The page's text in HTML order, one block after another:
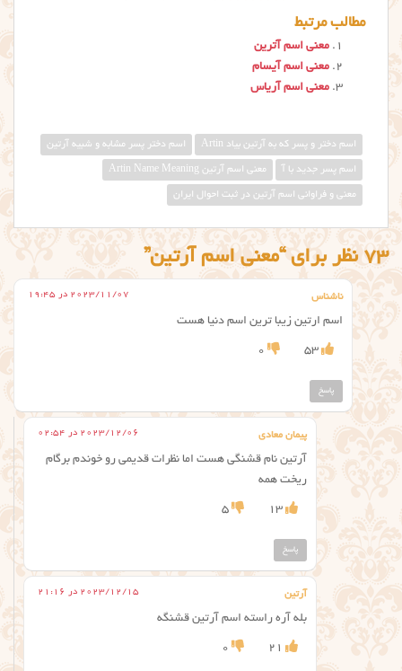
مطالب مرتبط
معنی اسم آترین
معنی اسم آیسام
معنی اسم آریاس
اسم دختر و پسر که به آرتین بیاد Artin اسم دختر پسر مشابه و شبیه آرتین
اسم پسر جدید با آ معني اسم آرتين Artin Name Meaning
معنی و فراوانی اسم آرتین در ثبت احوال ایران
73 نظر برای “معنی اسم آرتین”
ناشناس 2023/11/07 در 19:45
اسم ارتین زیبا ترین اسم دنیا هست
53
0
پاسخ
پیمان معادی 2023/12/06 در 02:54
آرتین نام قشنگی هست اما نظرات قدیمی رو خوندم برگام
ریخت همه
13
5
پاسخ
آرتین 2023/12/15 در 21:16
بله آره راسته اسم آرتین قشنگه
21
0